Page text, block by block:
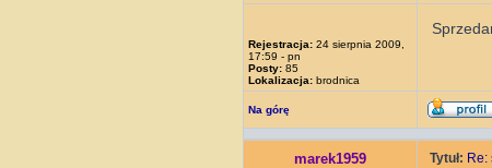
Rejestracja: 24 sierpnia 2009,
17:59 - pn
Posty: 85
Lokalizacja: brodnica
Na górę
marek1959 Tytuł: Re: